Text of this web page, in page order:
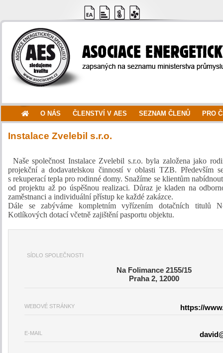
O NÁS ČLENSTVÍ V AES SEZNAM ČLENŮ PRO
Instalace Zvelebil s.r.o.
Naše společnost Instalace Zvelebil s.r.o. byla založena jako
projekční a dodavatelskou činností v oblasti TZB. Především
s rekuperací tepla pro rodinné domy. Snažíme se klientům
od projektu až po úspěšnou realizaci. Důraz je kladen na
zaměstnanci a individuální přístup ke každé zakázce.
Dále se zabýváme kompletním vyřízením dotačních titulů
Kotlíkových dotací včetně zajištění pasportu objektu.
SÍDLO SPOLEČNOSTI
Na Folimance 2155/15
Praha 2, 12000
WEBOVÉ STRÁNKY https://
E-MAIL